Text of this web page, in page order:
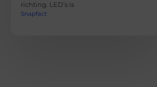
richting. LED’s is
Snapfact